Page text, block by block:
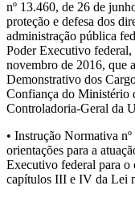
nº 13.460, de 26 de
proteção e defesa dos
administração pública
Poder Executivo federal,
novembro de 2016, que
Demonstrativo dos
Confiança do Ministério
Controladoria-Geral da
• Instrução Normativa
orientações para a
Executivo federal para o
capítulos III e IV da Lei